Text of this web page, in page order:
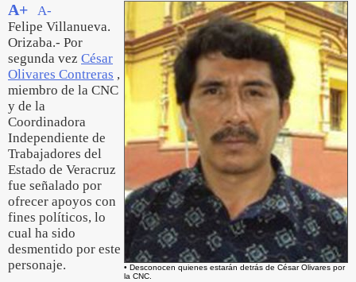
• Desconocen quienes estarán detrás de César Olivares por
la CNC.
A+
A-
Felipe Villanueva.
Orizaba.- Por
segunda vez César
Olivares Contreras ,
miembro de la CNC
y de la
Coordinadora
Independiente de
Trabajadores del
Estado de Veracruz
fue señalado por
ofrecer apoyos con
fines políticos, lo
cual ha sido
desmentido por este
personaje.